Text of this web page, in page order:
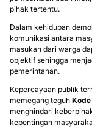
pihak tertentu.
Dalam kehidupan
komunikasi antara
masukan dari warga
objektif sehingga
pemerintahan.
Kepercayaan publik
memegang teguh
menghindari
kepentingan